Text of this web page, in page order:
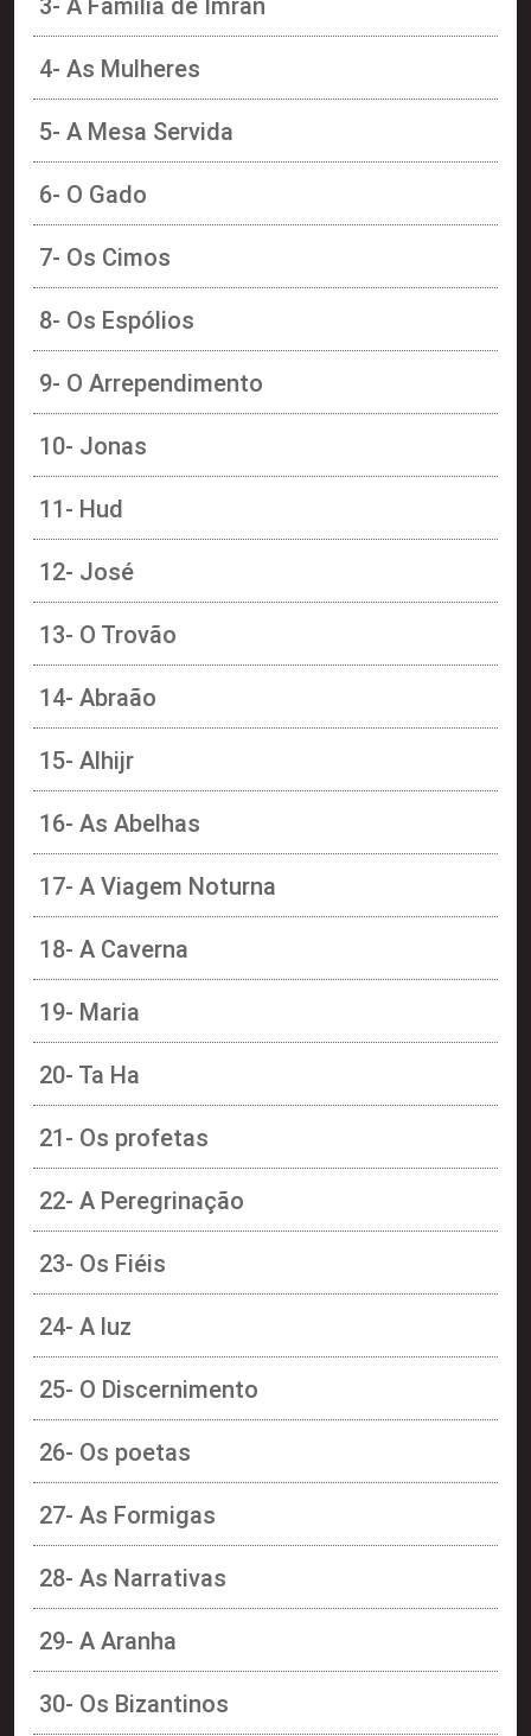
3- A Família de Imran
4- As Mulheres
5- A Mesa Servida
6- O Gado
7- Os Cimos
8- Os Espólios
9- O Arrependimento
10- Jonas
11- Hud
12- José
13- O Trovão
14- Abraão
15- Alhijr
16- As Abelhas
17- A Viagem Noturna
18- A Caverna
19- Maria
20- Ta Ha
21- Os profetas
22- A Peregrinação
23- Os Fiéis
24- A luz
25- O Discernimento
26- Os poetas
27- As Formigas
28- As Narrativas
29- A Aranha
30- Os Bizantinos